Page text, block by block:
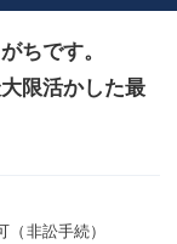
ちです。
限活かした最
非訟手続）